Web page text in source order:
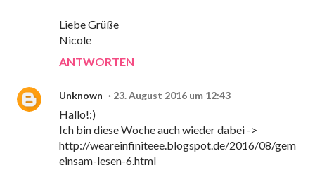
Liebe Grüße
Nicole
ANTWORTEN
Unknown 23. August 2016 um 12:43
Hallo!:)
Ich bin diese Woche auch wieder dabei ->
http://weareinfiniteee.blogspot.de/2016/08/gem
einsam-lesen-6.html